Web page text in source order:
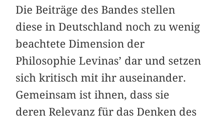
Die Beiträge des Bandes stellen
diese in Deutschland noch zu wenig
beachtete Dimension der
Philosophie Levinas’ dar und setzen
sich kritisch mit ihr auseinander.
Gemeinsam ist ihnen, dass sie
deren Relevanz für das Denken des